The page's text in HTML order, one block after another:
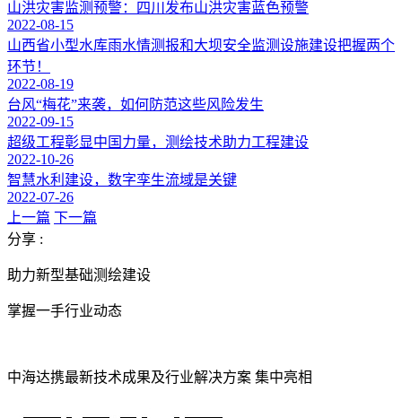
山洪灾害监测预警：四川发布山洪灾害蓝色预警
2022-08-15
山西省小型水库雨水情测报和大坝安全监测设施建设把握两个
环节！
2022-08-19
台风“梅花”来袭，如何防范这些风险发生
2022-09-15
超级工程彰显中国力量，测绘技术助力工程建设
2022-10-26
智慧水利建设，数字孪生流域是关键
2022-07-26
上一篇 下一篇
分享 :
助力新型基础测绘建设
掌握一手行业动态
中海达携最新技术成果及行业解决方案 集中亮相